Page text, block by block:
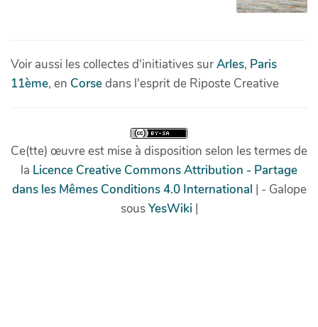
Voir aussi les collectes d'initiatives surArles, Paris
11ème, en Corsedans l'esprit de Riposte Creative
Ce(tte) œuvre est mise à disposition selon les termes de
la Licence Creative Commons Attribution - Partage
dans les Mêmes Conditions 4.0 International | - Galope
sousYesWiki |